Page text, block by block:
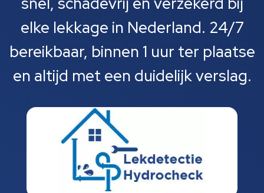
elke lekkage in Nederland. 24/7
bereikbaar, binnen 1 uur ter plaatse
en altijd met een duidelijk verslag.